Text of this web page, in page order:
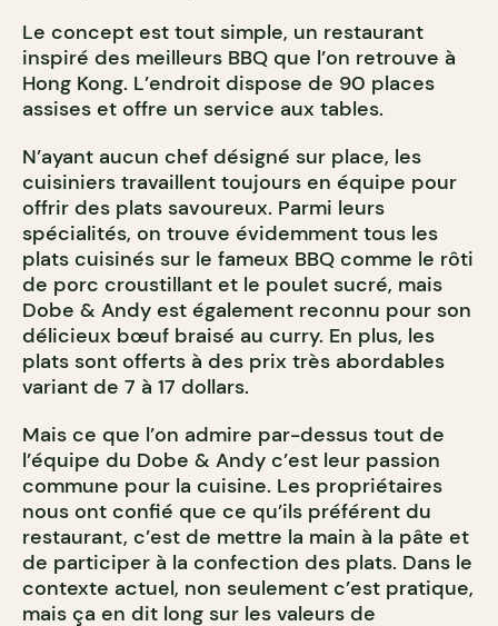
Le concept est tout simple, un restaurant
inspiré des meilleurs BBQ que l’on retrouve à
Hong Kong. L’endroit dispose de 90 places
assises et offre un service aux tables.
N’ayant aucun chef désigné sur place, les
cuisiniers travaillent toujours en équipe pour
offrir des plats savoureux. Parmi leurs
spécialités, on trouve évidemment tous les
plats cuisinés sur le fameux BBQ comme le rôti
de porc croustillant et le poulet sucré, mais
Dobe & Andy est également reconnu pour son
délicieux bœuf braisé au curry. En plus, les
plats sont offerts à des prix très abordables
variant de 7 à 17 dollars.
Mais ce que l’on admire par-dessus tout de
l’équipe du Dobe & Andy c’est leur passion
commune pour la cuisine. Les propriétaires
nous ont confié que ce qu’ils préférent du
restaurant, c’est de mettre la main à la pâte et
de participer à la confection des plats. Dans le
contexte actuel, non seulement c’est pratique,
mais ça en dit long sur les valeurs de